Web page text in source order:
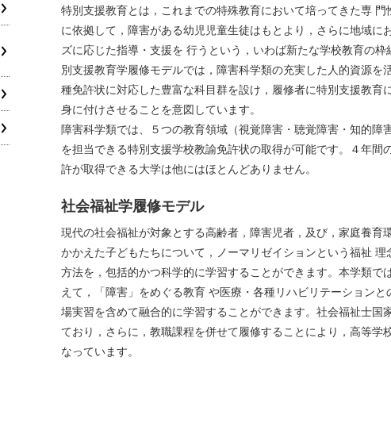
特別支援教育とは，これまでの特殊教育において培ってきた専
に依拠して，障害がある幼児児童生徒はもとより，さらに地域に
ズに応じた指導・支援を 行うという，いわば新たな学校教育の
別支援教育学履修モデルでは，障害科学類の充実した人的資源を
種免許状に対応した豊富な科目群を設け，履修者に特別支援教育
身に付けさせることを意図しています。
障害科学類では、５つの教育領域（視覚障害・聴覚障害・知的障
を担当できる特別支援学校教諭免許状の取得が可能です。４年間
許が取得できる大学は他にはほとんどありません。
社会福祉学履修モデル
現代の社会福祉が対象とする高齢者，障害児者，及び，家庭養育
かかえた子どもたちについて，ノーマリゼイションという福祉
方法を，包括的かつ科学的に学習することができます。本学類で
えて，「障害」をめぐる教育 や医療・各種リハビリテーション
場実習を含めて融合的に学習することができます。社会福祉士国
ており，さらに，教職課程を併せて履修することにより，高等学
なっています。